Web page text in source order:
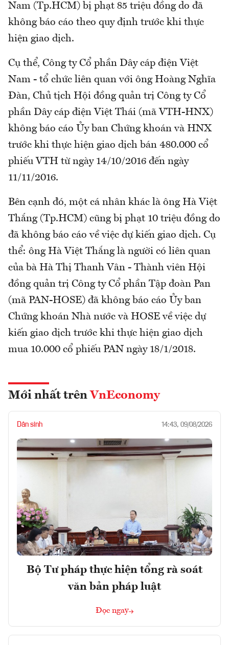
Nam (Tp.HCM) bị phạt 85 triệu đồng do đã
không báo cáo theo quy định trước khi thực
hiện giao dịch.
Cụ thể, Công ty Cổ phần Dây cáp điện Việt
Nam - tổ chức liên quan với ông Hoàng Nghĩa
Đàn, Chủ tịch Hội đồng quản trị Công ty Cổ
phần Dây cáp điện Việt Thái (mã VTH-HNX)
không báo cáo Ủy ban Chứng khoán và HNX
trước khi thực hiện giao dịch bán 480.000 cổ
phiếu VTH từ ngày 14/10/2016 đến ngày
11/11/2016.
Bên cạnh đó, một cá nhân khác là ông Hà Việt
Thắng (Tp.HCM) cũng bị phạt 10 triệu đồng do
đã không báo cáo về việc dự kiến giao dịch. Cụ
thể: ông Hà Việt Thắng là người có liên quan
của bà Hà Thị Thanh Vân - Thành viên Hội
đồng quản trị Công ty Cổ phần Tập đoàn Pan
(mã PAN-HOSE) đã không báo cáo Ủy ban
Chứng khoán Nhà nước và HOSE về việc dự
kiến giao dịch trước khi thực hiện giao dịch
mua 10.000 cổ phiếu PAN ngày 18/1/2018.
Mới nhất trên VnEconomy
Dân sinh 14:43, 09/08/2026
Bộ Tư pháp thực hiện tổng rà soát
văn bản pháp luật
Đọc ngay